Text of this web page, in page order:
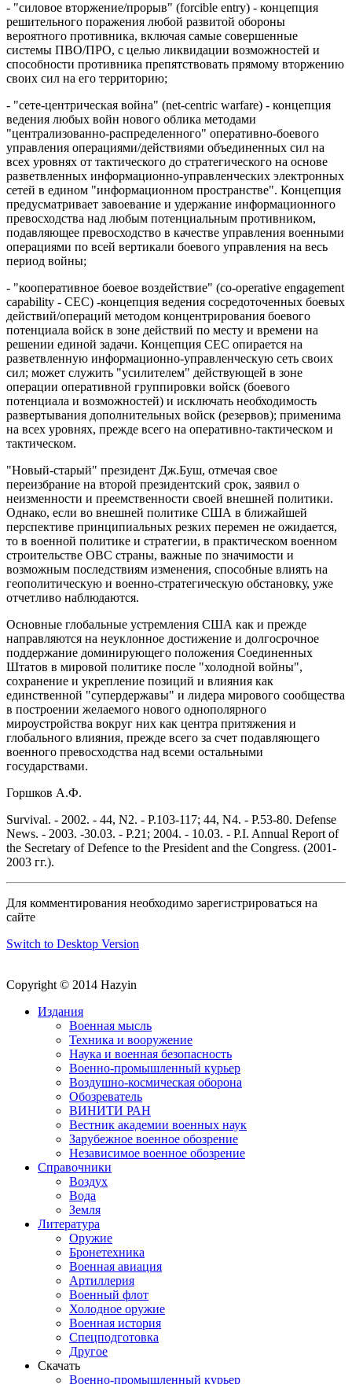
- "силовое вторжение/прорыв" (forcible entry) - концепция
решительного поражения любой развитой обороны
вероятного противника, включая самые совершенные
системы ПВО/ПРО, с целью ликвидации возможностей и
способности противника препятствовать прямому вторжению
своих сил на его территорию;
- "сете-центрическая война" (net-centric warfare) - концепция
ведения любых войн нового облика методами
"централизованно-распределенного" оперативно-боевого
управления операциями/действиями объединенных сил на
всех уровнях от тактического до стратегического на основе
разветвленных информационно-управленческих электронных
сетей в едином "информационном пространстве". Концепция
предусматривает завоевание и удержание информационного
превосходства над любым потенциальным противником,
подавляющее превосходство в качестве управления военными
операциями по всей вертикали боевого управления на весь
период войны;
- "кооперативное боевое воздействие" (co-operative engagement
capability - СЕС) -концепция ведения сосредоточенных боевых
действий/операций методом концентрирования боевого
потенциала войск в зоне действий по месту и времени на
решении единой задачи. Концепция СЕС опирается на
разветвленную информационно-управленческую сеть своих
сил; может служить "усилителем" действующей в зоне
операции оперативной группировки войск (боевого
потенциала и возможностей) и исключать необходимость
развертывания дополнительных войск (резервов); применима
на всех уровнях, прежде всего на оперативно-тактическом и
тактическом.
"Новый-старый" президент Дж.Буш, отмечая свое
переизбрание на второй президентский срок, заявил о
неизменности и преемственности своей внешней политики.
Однако, если во внешней политике США в ближайшей
перспективе принципиальных резких перемен не ожидается,
то в военной политике и стратегии, в практическом военном
строительстве ОВС страны, важные по значимости и
возможным последствиям изменения, способные влиять на
геополитическую и военно-стратегическую обстановку, уже
отчетливо наблюдаются.
Основные глобальные устремления США как и прежде
направляются на неуклонное достижение и долгосрочное
поддержание доминирующего положения Соединенных
Штатов в мировой политике после "холодной войны",
сохранение и укрепление позиций и влияния как
единственной "супердержавы" и лидера мирового сообщества
в построении желаемого нового однополярного
мироустройства вокруг них как центра притяжения и
глобального влияния, прежде всего за счет подавляющего
военного превосходства над всеми остальными
государствами.
Горшков А.Ф.
Survival. - 2002. - 44, N2. - Р.103-117; 44, N4. - Р.53-80. Defense
News. - 2003. -30.03. - Р.21; 2004. - 10.03. - P.I. Annual Report of
the Secretary of Defence to the President and the Congress. (2001-
2003 гг.).
Для комментирования необходимо зарегистрироваться на
сайте
Switch to Desktop Version
Copyright © 2014 Hazyin
Издания
Военная мысль
Техника и вооружение
Наука и военная безопасность
Военно-промышленный курьер
Воздушно-космическая оборона
Обозреватель
ВИНИТИ РАН
Вестник академии военных наук
Зарубежное военное обозрение
Независимое военное обозрение
Справочники
Воздух
Вода
Земля
Литература
Оружие
Бронетехника
Военная авиация
Артиллерия
Военный флот
Холодное оружие
Военная история
Спецподготовка
Другое
Скачать
Военно-промышленный курьер